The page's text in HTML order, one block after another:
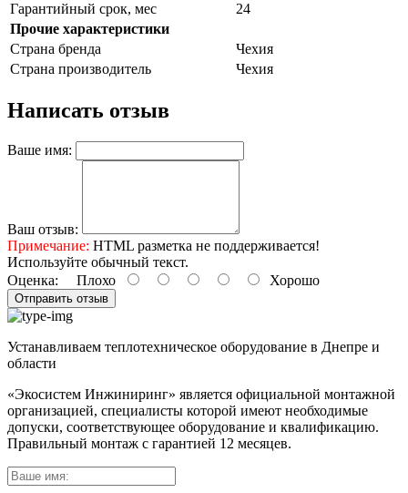
Гарантийный срок, мес
24
Прочие характеристики
Страна бренда
Чехия
Страна производитель
Чехия
Написать отзыв
Ваше имя:
Ваш отзыв:
Примечание: HTML разметка не поддерживается!
Используйте обычный текст.
Оценка: Плохо Хорошо
Отправить отзыв
Устанавливаем теплотехническое оборудование в Днепре и
области
«Экосистем Инжиниринг» является официальной монтажной
организацией, специалисты которой имеют необходимые
допуски, соответствующее оборудование и квалификацию.
Правильный монтаж с гарантией 12 месяцев.